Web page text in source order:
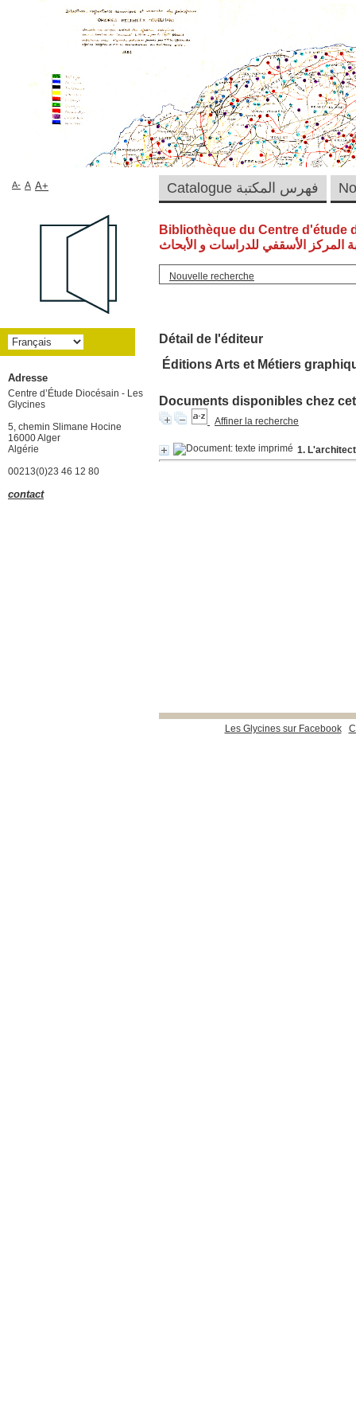
Bibliothèque du Centre d'étude
المركز الأسقفي للدراسات و الأبحاث
Nouvelle recherche
Détail de l'éditeur
Éditions Arts et Métiers
Documents disponibles chez
Affiner la recherche
1.
Les Glycines sur Facebook
Catalogue فهرس المكتبة A- A A+
Adresse
Centre d’Étude Diocésain - Les
Glycines
5, chemin Slimane Hocine
16000 Alger
Algérie
00213(0)23 46 12 80
contact